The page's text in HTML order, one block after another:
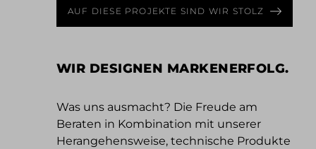
AUF DIESE PROJEKTE SIND WIR STOLZ
WIR DESIGNEN MARKENERFOLG.
Was uns ausmacht? Die Freude am
Beraten in Kombination mit unserer
Herangehensweise, technische Produkte